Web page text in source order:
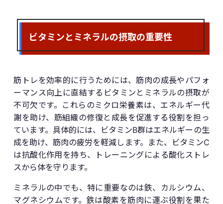
ビタミンとミネラルの摂取の重要性
筋トレを効率的に行うためには、筋肉の成長やパフォ
ーマンス向上に直結するビタミンとミネラルの摂取が
不可欠です。これらのミクロ栄養素は、エネルギー代
謝を助け、筋組織の修復と成長を促進する役割を担っ
ています。具体的には、ビタミンB群はエネルギーの生
成を助け、筋肉の疲労を軽減します。また、ビタミンC
は抗酸化作用を持ち、トレーニングによる酸化ストレ
スから体を守ります。
ミネラルの中でも、特に重要なのは鉄、カルシウム、
マグネシウムです。鉄は酸素を筋肉に運ぶ役割を果た